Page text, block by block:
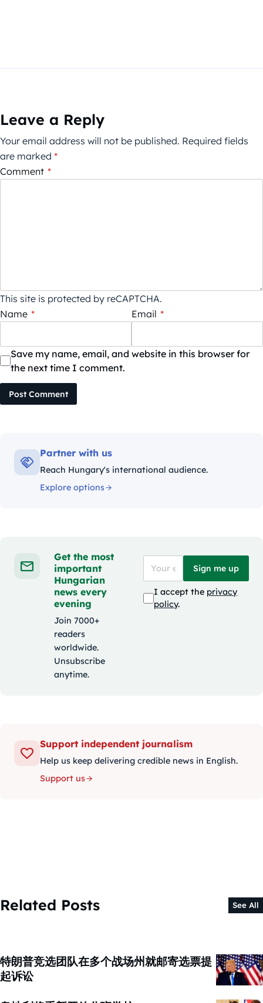
Leave a Reply
Your email address will not be published. Required fields
are marked *
Comment *
This site is protected by reCAPTCHA.
Name * Email *
Save my name, email, and website in this browser for
the next time I comment.
Post Comment
Partner with us
Reach Hungary's international audience.
Explore options
Get the most
important
Hungarian
news every
evening
Join 7000+
readers
worldwide.
Unsubscribe
anytime.
Sign me up
I accept the privacy
policy.
Support independent journalism
Help us keep delivering credible news in English.
Support us
Related Posts See All
特朗普竞选团队在多个战场州就邮寄选票提
起诉讼